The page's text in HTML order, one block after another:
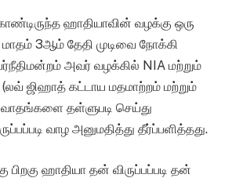
ஹாதியாவின் வழக்கு ஒரு
மாதம் 3ஆம் தேதி முடிவை நோக்கி
அவர் வழக்கில் NIA மற்றும்
ஜிஹாத் கட்டாய மதமாற்றம் மற்றும்
தள்ளுபடி செய்து
வாழ அனுமதித்து தீர்ப்பளித்தது.
பிறகு ஹாதியா தன் விருப்பப்படி தன்